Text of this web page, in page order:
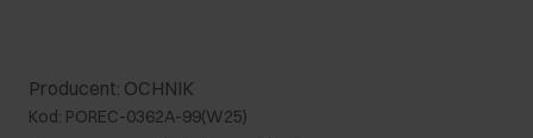
Producent: OCHNIK
Kod: POREC-0362A-99(W25)